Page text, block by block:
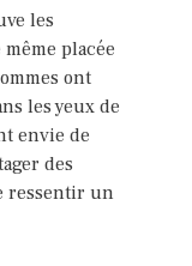
les
placée
ont
les yeux de
envie de
des
ressentir un